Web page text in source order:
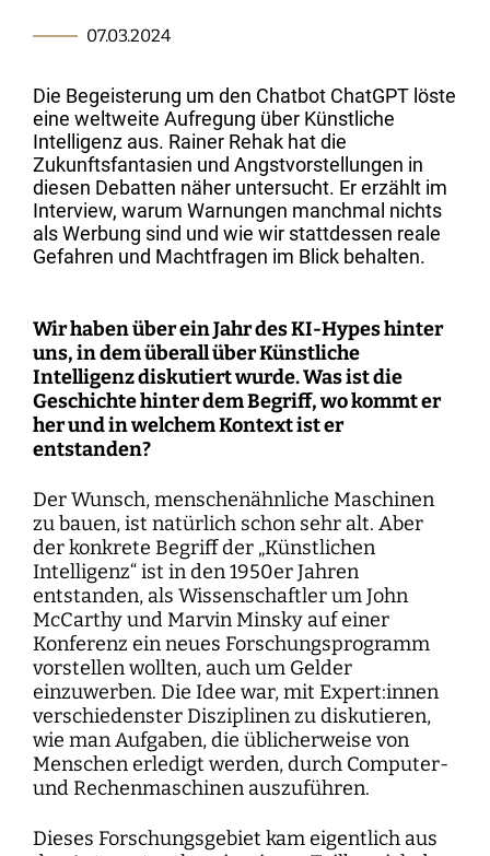
Lokale digitale Öffentlichkeiten
Digitalisierung und Öffnung der Wissenschaft
Digitalisierung und vernetzte Sicherheit
Sicherheit und Transparenz digitaler
Prozesse
Technik, Macht und Herrschaft
Forschungssynthesen
Weizenbaum Panel
Methodenlab
Forschende
Principal Investigators
Fellowships
WEITERE SEITEN
Forschungsprojekte
Open-Access-Publikationsfonds
Pizza und...
Jahresberichte
Weizenbaum Library
Weizenbaum-Filmnacht
DigiMeet
Institut
Principal Investigators
Kuratorium
Beirat
Netzwerk
Transfer und Dialog
Kommunikation
Personal
Finanzen
IT
Karriereförderung
Fellowships
Presse
Newsletter
07.03.2024
Die Begeisterung um den Chatbot ChatGPT löste
eine weltweite Aufregung über Künstliche
Intelligenz aus. Rainer Rehak hat die
Zukunftsfantasien und Angstvorstellungen in
diesen Debatten näher untersucht. Er erzählt im
Interview, warum Warnungen manchmal nichts
als Werbung sind und wie wir stattdessen reale
Gefahren und Machtfragen im Blick behalten.
Wir haben über ein Jahr des KI-Hypes hinter
uns, in dem überall über Künstliche
Intelligenz diskutiert wurde. Was ist die
Geschichte hinter dem Begriff, wo kommt er
her und in welchem Kontext ist er
entstanden?
Der Wunsch, menschenähnliche Maschinen
zu bauen, ist natürlich schon sehr alt. Aber
der konkrete Begriff der „Künstlichen
Intelligenz“ ist in den 1950er Jahren
entstanden, als Wissenschaftler um John
McCarthy und Marvin Minsky auf einer
Konferenz ein neues Forschungsprogramm
vorstellen wollten, auch um Gelder
einzuwerben. Die Idee war, mit Expert:innen
verschiedenster Disziplinen zu diskutieren,
wie man Aufgaben, die üblicherweise von
Menschen erledigt werden, durch Computer-
und Rechenmaschinen auszuführen.
Dieses Forschungsgebiet kam eigentlich aus